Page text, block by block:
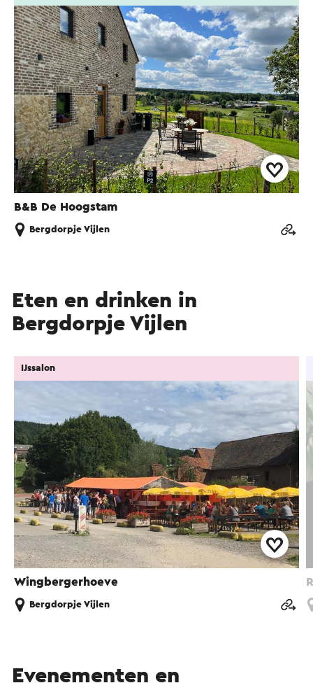
B&B De Hoogstam
Bergdorpje Vijlen
Eten en drinken in
Bergdorpje Vijlen
Wingbergerhoeve
IJssalon
Bergdorpje Vijlen
Evenementen en